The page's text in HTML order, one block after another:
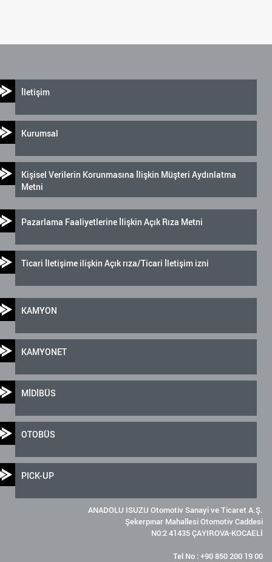
İletişim
Kurumsal
Kişisel Verilerin Korunmasına İlişkin Müşteri Aydınlatma
Metni
Pazarlama Faaliyetlerine İlişkin Açık Rıza Metni
Ticari İletişime ilişkin Açık rıza/Ticari İletişim izni
KAMYON
KAMYONET
MİDİBÜS
OTOBÜS
PICK-UP
ANADOLU ISUZU Otomotiv Sanayi ve Ticaret A.Ş.
Şekerpınar Mahallesi Otomotiv Caddesi
N0:2 41435 ÇAYIROVA-KOCAELİ
Tel No : +90 850 200 19 00